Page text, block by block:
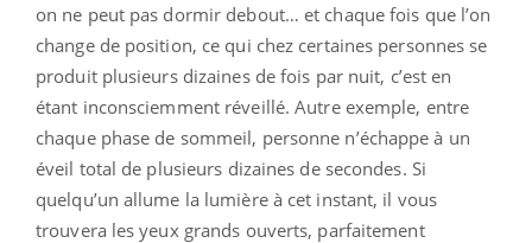
on ne peut pas dormir debout… et chaque fois que l’on
change de position, ce qui chez certaines personnes se
produit plusieurs dizaines de fois par nuit, c’est en
étant inconsciemment réveillé. Autre exemple, entre
chaque phase de sommeil, personne n’échappe à un
éveil total de plusieurs dizaines de secondes. Si
quelqu’un allume la lumière à cet instant, il vous
trouvera les yeux grands ouverts, parfaitement